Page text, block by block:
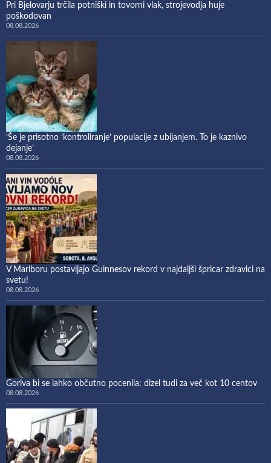
Pri Bjelovarju trčila potniški in tovorni vlak, strojevodja huje
poškodovan
08.08.2026
‘Še je prisotno ‘kontroliranje’ populacije z ubijanjem. To je kaznivo
dejanje’
08.08.2026
V Mariboru postavljajo Guinnesov rekord v najdaljši špricar zdravici na
svetu!
08.08.2026
Goriva bi se lahko občutno pocenila: dizel tudi za več kot 10 centov
08.08.2026